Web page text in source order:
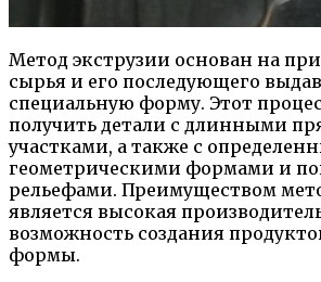
Метод экструзии основан на
сырья и его последующего
специальную форму. Этот
получить детали с длинными
участками, а также с
геометрическими формами и
рельефами. Преимуществом
является высокая
возможность создания
формы.